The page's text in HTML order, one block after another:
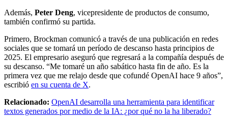
Además, Peter Deng, vicepresidente de productos de consumo,
también confirmó su partida.
Primero, Brockman comunicó a través de una publicación en redes
sociales que se tomará un período de descanso hasta principios de
2025. El empresario aseguró que regresará a la compañía después de
su descanso. “Me tomaré un año sabático hasta fin de año. Es la
primera vez que me relajo desde que cofundé OpenAI hace 9 años”,
escribió en su cuenta de X.
Relacionado: OpenAI desarrolla una herramienta para identificar
textos generados por medio de la IA: ¿por qué no la ha liberado?